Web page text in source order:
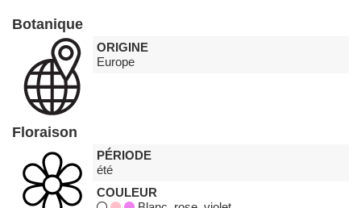
Botanique
ORIGINE
Europe
Floraison
PÉRIODE
été
COULEUR